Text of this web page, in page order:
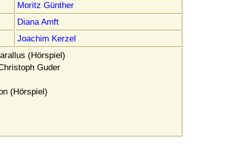
Moritz Günther
Diana Amft
Joachim Kerzel
(Hörspiel)
Guder
(Hörspiel)